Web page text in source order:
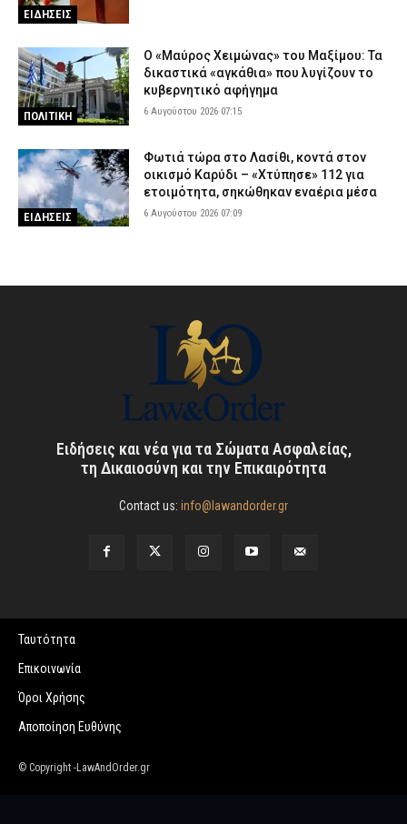
ΕΙΔΗΣΕΙΣ
ΠΟΛΙΤΙΚΗ
Ο «Μαύρος Χειμώνας» του Μαξίμου: Τα
δικαστικά «αγκάθια» που λυγίζουν το
κυβερνητικό αφήγημα
6 Αυγούστου 2026 07:15
ΕΙΔΗΣΕΙΣ
Φωτιά τώρα στο Λασίθι, κοντά στον
οικισμό Καρύδι – «Χτύπησε» 112 για
ετοιμότητα, σηκώθηκαν εναέρια μέσα
6 Αυγούστου 2026 07:09
Ειδήσεις και νέα για τα Σώματα Ασφαλείας,
τη Δικαιοσύνη και την Επικαιρότητα
Contact us: info@lawandorder.gr
Ταυτότητα
Επικοινωνία
Όροι Χρήσης
Αποποίηση Ευθύνης
© Copyright -LawAndOrder.gr